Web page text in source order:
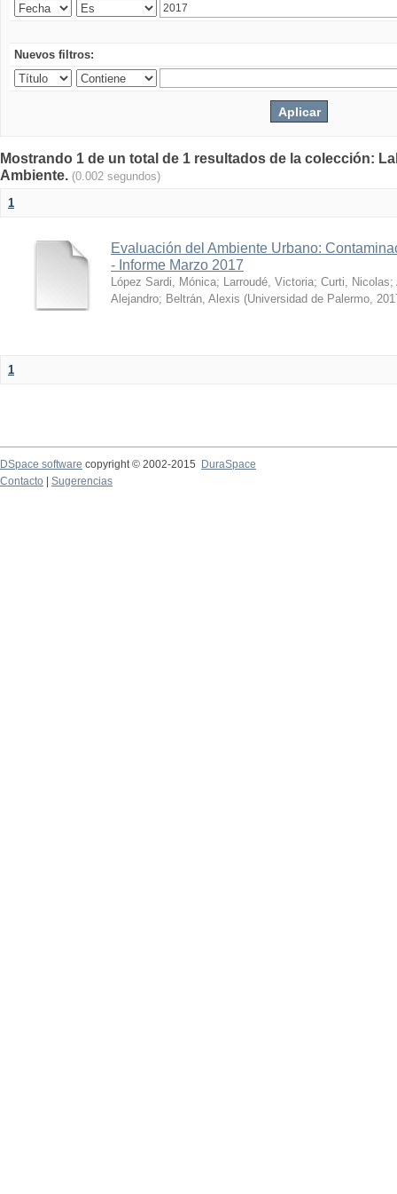
Nuevos filtros:
Mostrando 1 de un total de 1 resultados de la colección:
Ambiente. (0.002 segundos)
1
Evaluación del Ambiente Urbano:
- Informe Marzo 2017
López Sardi, Mónica; Larroudé, Victoria; Curti, Nicolas;
Alejandro; Beltrán, Alexis (Universidad de Palermo,
1
DSpace software copyright © 2002-2015
DuraSpace
Contacto
Sugerencias